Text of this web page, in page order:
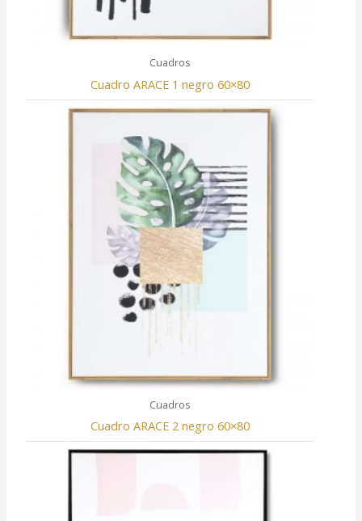
Cuadros
Cuadro ARACE 1 negro 60×80
Cuadros
Cuadro ARACE 2 negro 60×80